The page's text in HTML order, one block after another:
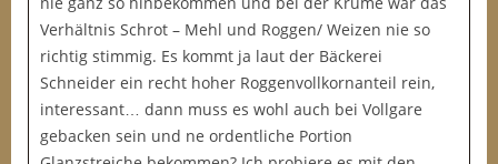
Verhältnis Schrot – Mehl und Roggen/ Weizen nie so
richtig stimmig. Es kommt ja laut der Bäckerei
Schneider ein recht hoher Roggenvollkornanteil rein,
interessant… dann muss es wohl auch bei Vollgare
gebacken sein und ne ordentliche Portion